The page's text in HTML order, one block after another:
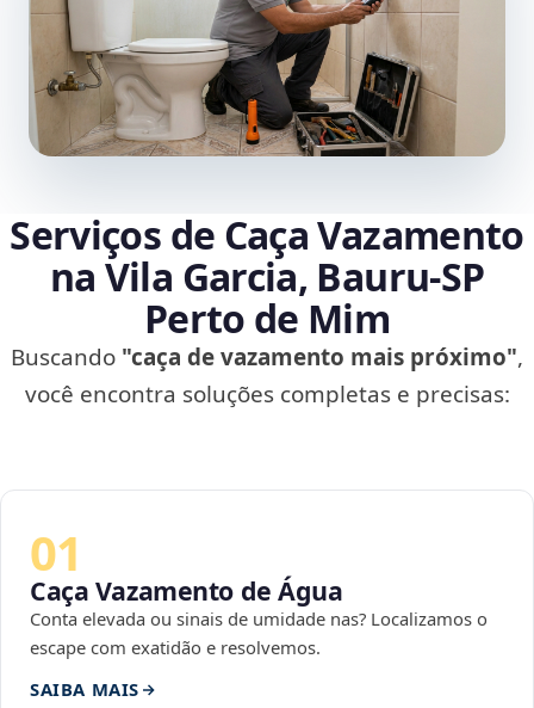
Serviços de Caça Vazamento
na Vila Garcia, Bauru‑SP
Perto de Mim
Buscando "caça de vazamento mais próximo",
você encontra soluções completas e precisas:
01
Caça Vazamento de Água
Conta elevada ou sinais de umidade nas? Localizamos o
escape com exatidão e resolvemos.
SAIBA MAIS